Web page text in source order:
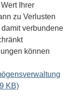
Ihrer
zu Verlusten
verbundene
können
KB)Öffnet